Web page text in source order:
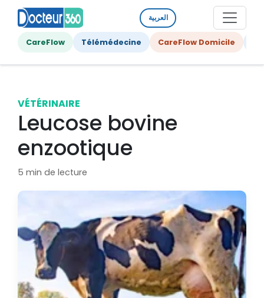
العربية
CareFlow Télémédecine CareFlow Domicile
VÉTÉRINAIRE
Leucose bovine
enzootique
5 min de lecture